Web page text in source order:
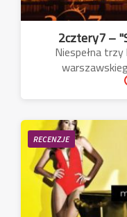
2cztery7 –
Niespełna
RECENZJE